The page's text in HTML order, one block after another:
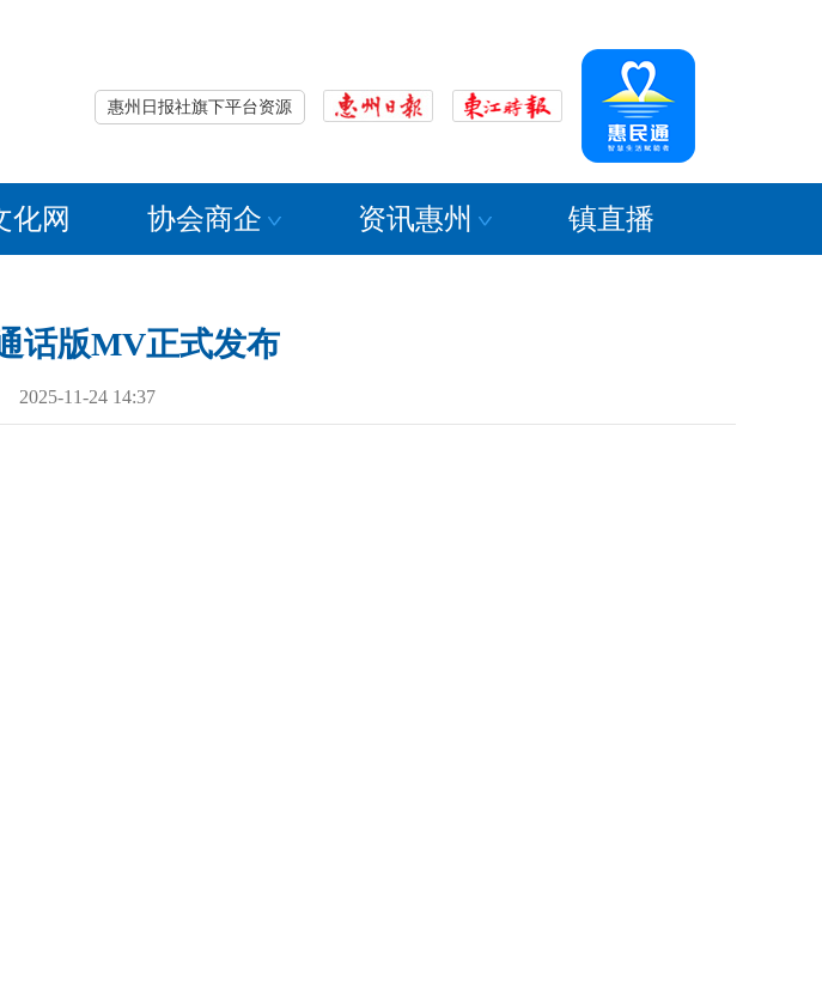
惠州日报社旗下平台资源
化网 协会商企 资讯惠州 镇直播
话版MV正式发布
11-24 14:37